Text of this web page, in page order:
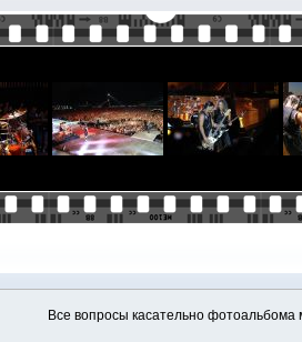
Все вопросы касательно фотоальбома